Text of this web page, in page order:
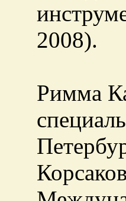
2008).
Римма